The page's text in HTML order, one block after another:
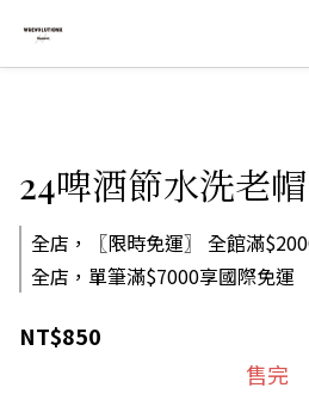
24啤酒節水洗老帽
全店，〖限時免運〗 全館滿
全店，單筆滿$7000享國際免運
NT$850
售完